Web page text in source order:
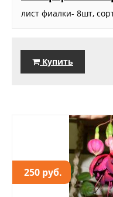
лист фиалки- 8шт,
Купить
250 руб.